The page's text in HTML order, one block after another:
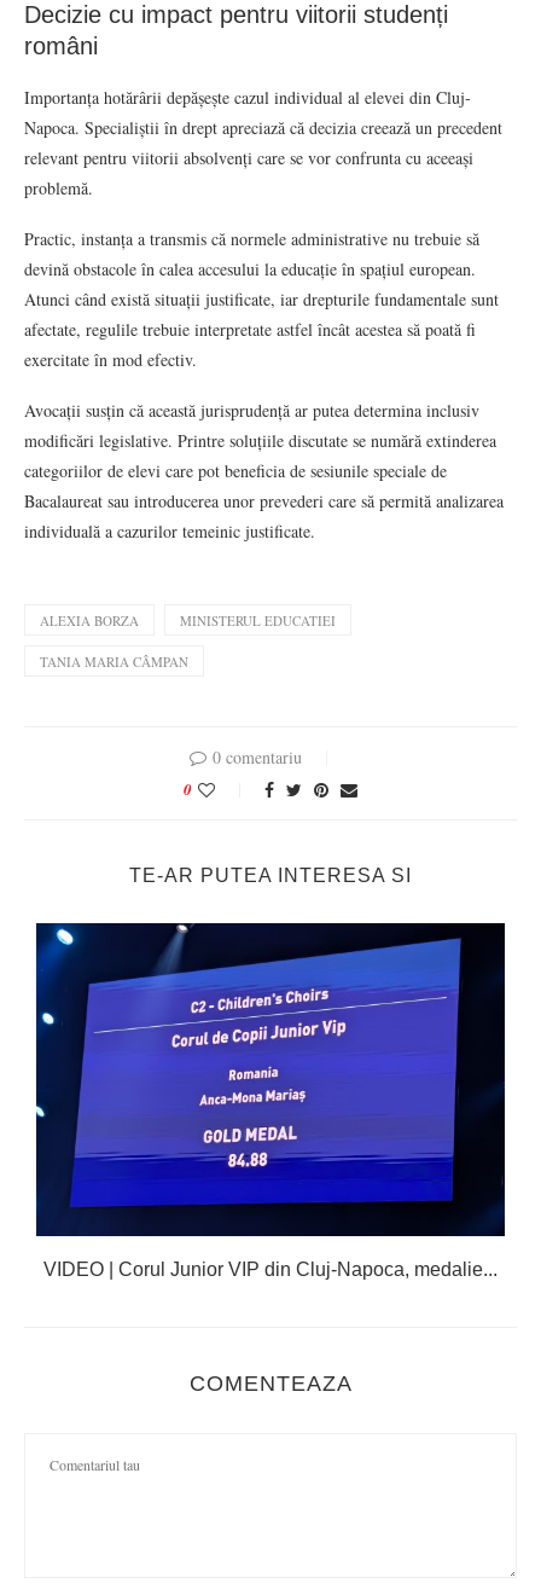
Decizie cu impact pentru viitorii studenți
români
Importanța hotărârii depășește cazul individual al elevei din Cluj-
Napoca. Specialiștii în drept apreciază că decizia creează un precedent
relevant pentru viitorii absolvenți care se vor confrunta cu aceeași
problemă.
Practic, instanța a transmis că normele administrative nu trebuie să
devină obstacole în calea accesului la educație în spațiul european.
Atunci când există situații justificate, iar drepturile fundamentale sunt
afectate, regulile trebuie interpretate astfel încât acestea să poată fi
exercitate în mod efectiv.
Avocații susțin că această jurisprudență ar putea determina inclusiv
modificări legislative. Printre soluțiile discutate se numără extinderea
categoriilor de elevi care pot beneficia de sesiunile speciale de
Bacalaureat sau introducerea unor prevederi care să permită analizarea
individuală a cazurilor temeinic justificate.
ALEXIA BORZA MINISTERUL EDUCATIEI
TANIA MARIA CÂMPAN
0 comentariu
0
TE-AR PUTEA INTERESA SI
VIDEO | Corul Junior VIP din Cluj-Napoca, medalie...
COMENTEAZA